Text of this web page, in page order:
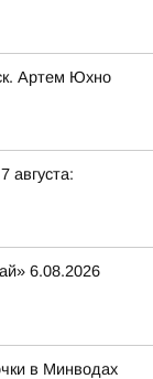
Артем Юхно
августа:
6.08.2026
в Минводах